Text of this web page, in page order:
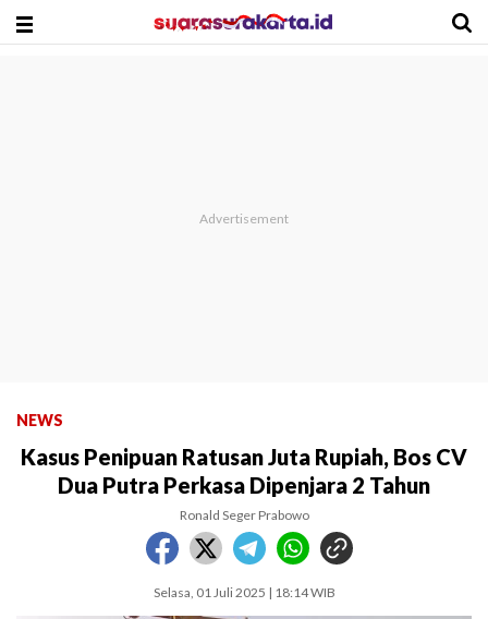
NEWS
Kasus Penipuan Ratusan Juta Rupiah, Bos CV
Dua Putra Perkasa Dipenjara 2 Tahun
Ronald Seger Prabowo
Selasa, 01 Juli 2025 | 18:14 WIB